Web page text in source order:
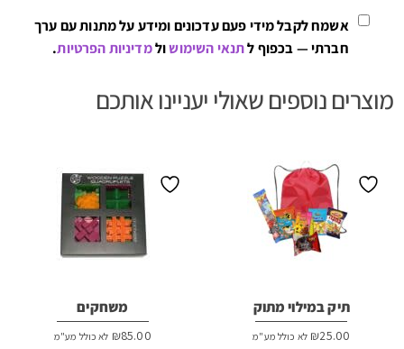
אשמח לקבל מידי פעם עדכונים ומידע על מתנות עם ערך
חברתי — בכפוף לתנאי השימושולמדיניות הפרטיות.
מוצרים נוספים שאולי יעניינו אותכם
תיק במילוי מתוק
₪25.00 לא כולל מע"מ
משחקים
₪85.00 לא כולל מע"מ